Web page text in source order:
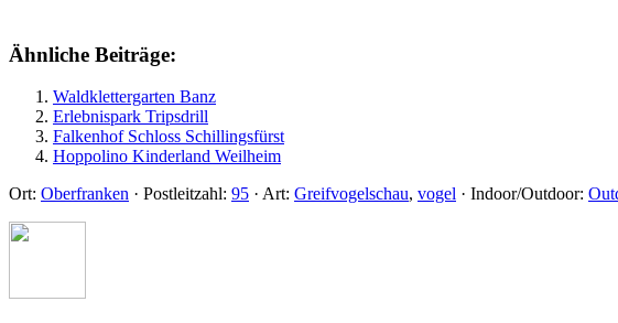
Ähnliche Beiträge:
Waldklettergarten Banz
Erlebnispark Tripsdrill
Falkenhof Schloss Schillingsfürst
Hoppolino Kinderland Weilheim
Ort: Oberfranken · Postleitzahl: 95 · Art: Greifvogelschau, vogel · Indoor/Outdoor: